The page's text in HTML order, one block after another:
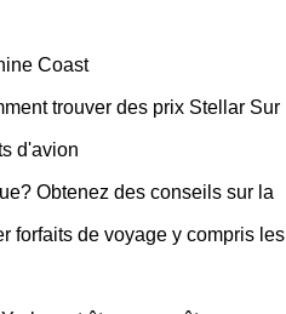
Coast
trouver des prix Stellar Sur
d'avion
Obtenez des conseils sur la
forfaits de voyage y compris les